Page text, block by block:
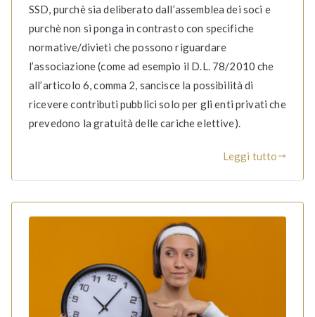
SSD, purchè sia deliberato dall’assemblea dei soci e
purchè non si ponga in contrasto con specifiche
normative/divieti che possono riguardare
l’associazione (come ad esempio il D.L. 78/2010 che
all’articolo 6, comma 2, sancisce la possibilità di
ricevere contributi pubblici solo per gli enti privati che
prevedono la gratuità delle cariche elettive).
Leggi tutto